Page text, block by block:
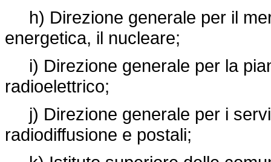
h) Direzione generale per il
energetica, il nucleare;
i) Direzione generale per la
radioelettrico;
j) Direzione generale per i
radiodiffusione e postali;